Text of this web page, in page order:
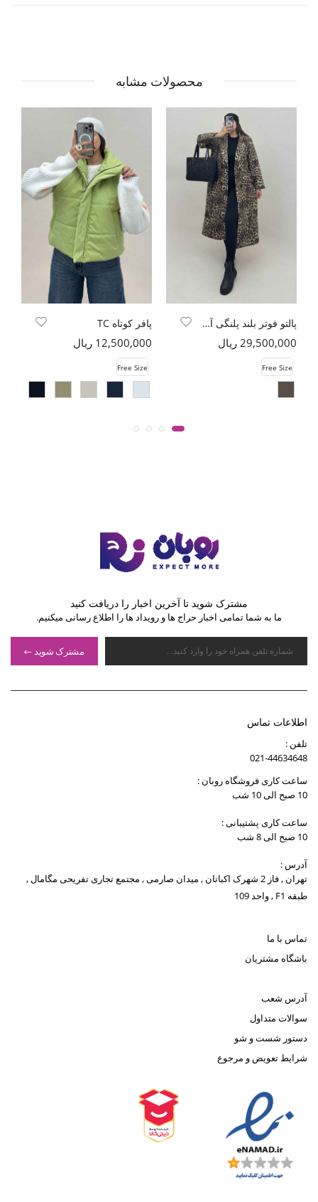
محصولات مشابه
پالتو فوتر بلند پلنگی آستردار
29,500,000 ریال
Free Size
پافر کوتاه TC
12,500,000 ریال
Free Size
مشترک شوید تا آخرین اخبار را دریافت کنید
ما به شما تمامی اخبار حراج ها و رویداد ها را اطلاع رسانی میکنیم.
مشترک شوید
اطلاعات تماس
تلفن :
021-44634648
ساعت کاری فروشگاه روبان :
10 صبح الی 10 شب
ساعت کاری پشتیبانی :
10 صبح الی 8 شب
آدرس :
تهران , فاز 2 شهرک اکباتان , میدان صارمی , مجتمع تجاری تفریحی مگامال ,
طبقه F1 , واحد 109
تماس با ما
باشگاه مشتریان
آدرس شعب
سوالات متداول
دستور شست و شو
شرایط تعویض و مرجوع